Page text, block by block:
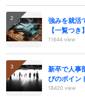
強みを就活
【一覧つき】
11644 view
新卒で人事
びのポイン
18420 view